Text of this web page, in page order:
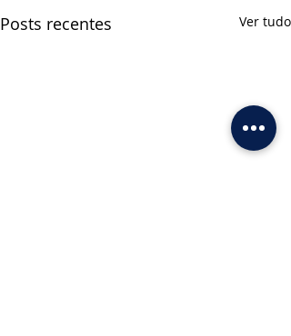
Posts recentes Ver tudo